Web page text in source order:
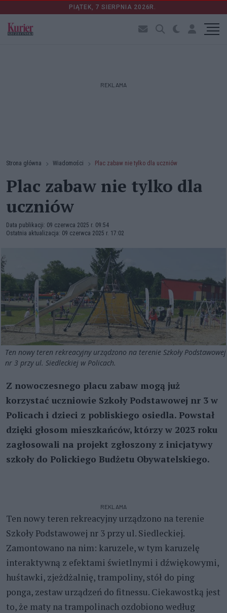
PIĄTEK, 7 SIERPNIA 2026R.
REKLAMA
Strona główna Wiadomości Plac zabaw nie tylko dla uczniów
Plac zabaw nie tylko dla
uczniów
Data publikacji: 09 czerwca 2025 r. 09:54
Ostatnia aktualizacja: 09 czerwca 2025 r. 17:02
Ten nowy teren rekreacyjny urządzono na terenie Szkoły Podstawowej
nr 3 przy ul. Siedleckiej w Policach.
Z nowoczesnego placu zabaw mogą już
korzystać uczniowie Szkoły Podstawowej nr 3 w
Policach i dzieci z pobliskiego osiedla. Powstał
dzięki głosom mieszkańców, którzy w 2023 roku
zagłosowali na projekt zgłoszony z inicjatywy
szkoły do Polickiego Budżetu Obywatelskiego.
REKLAMA
Ten nowy teren rekreacyjny urządzono na terenie
Szkoły Podstawowej nr 3 przy ul. Siedleckiej.
Zamontowano na nim: karuzele, w tym karuzelę
interaktywną z efektami świetlnymi i dźwiękowymi,
huśtawki, zjeżdżalnię, trampoliny, stół do ping
ponga, zestaw urządzeń do fitnessu. Ciekawostką jest
to, że maty na trampolinach ozdobiono według